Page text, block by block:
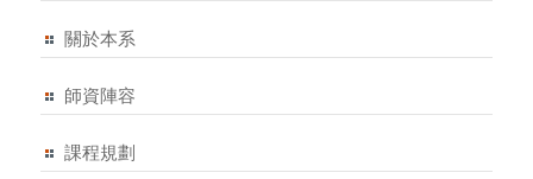
關於本系
師資陣容
課程規劃